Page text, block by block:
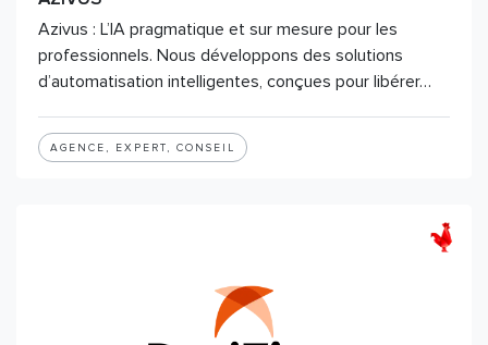
Azivus : L’IA pragmatique et sur mesure pour les
professionnels. Nous développons des solutions
d’automatisation intelligentes, conçues pour libérer…
AGENCE, EXPERT, CONSEIL